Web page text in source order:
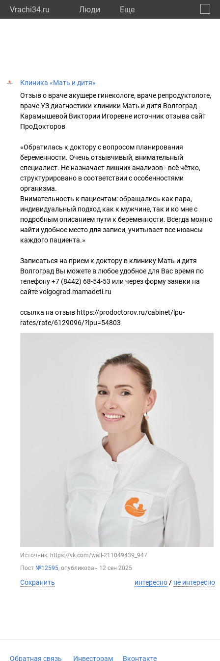
Vrachi34.ru Люди Eще
Клиника «Мать и дитя»
Отзыв о враче акушере гинекологе, враче репродуктологе,
враче УЗ диагностики клиники Мать и дитя Волгоград
Карамышевой Виктории Игоревне источник отзыва сайт
ПроДокторов
«Обратилась к доктору с вопросом планирования
беременности. Очень отзывчивый, внимательный
специалист. Не назначает лишних анализов - всё чётко,
структурировано в соответствии с особенностями
организма.
Внимательность к пациентам: обращались как пара,
индивидуальный подход как к мужчине, так и ко мне с
подробным описанием пути к беременности. Всегда можно
найти удобное место для записи, учитывает все нюансы
каждого пациента.»
Записаться на прием к доктору в клинику Мать и дитя
Волгоград Вы можете в любое удобное для Вас время по
телефону +7 (8442) 68-54-53 или через форму заявки на
сайте volgograd.mamadeti.ru
ссылка на отзыв https://prodoctorov.ru/cabinet/lpu-
rates/rate/6129096/?lpu=54803
Источник: https://vk.com/wall-211049439_947
Пост №12595, опубликован 12 сен 2025
Сохранить интересно / не интересно
Обратная связь Инвесторам Вконтакте